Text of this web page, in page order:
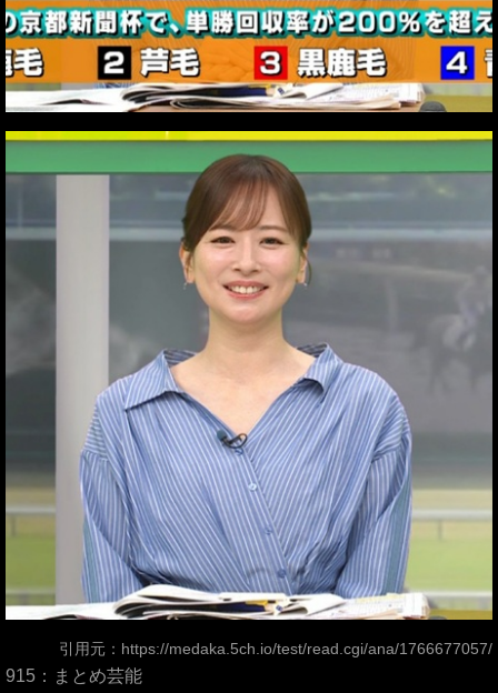
引用元： https://medaka.5ch.io/test/read.cgi/ana/1766677057/
915：まとめ芸能